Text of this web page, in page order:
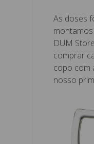
As doses
DUM
comprar
copo com
nosso